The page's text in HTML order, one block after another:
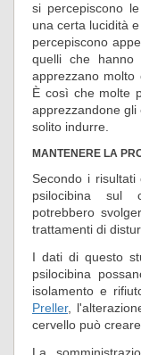
si percepiscono
una certa lucidità
percepiscono
quelli che hanno
apprezzano molto
È così che molte
apprezzandone
solito indurre.
MANTENERE LA
Secondo i
psilocibina sul
potrebbero
trattamenti di
I dati di questo
psilocibina
isolamento e
Preller,
cervello può